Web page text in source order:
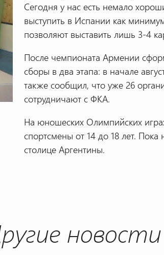
Сегодня у нас есть немало
выступить в Испании как
позволяют выставить лишь 3-4
После чемпионата Армении
сборы в два этапа: в начале
также сообщил, что уже 26
сотрудничают с ФКА.
На юношеских Олимпийских
спортсмены от 14 до 18 лет. Пока
столице Аргентины.
новости